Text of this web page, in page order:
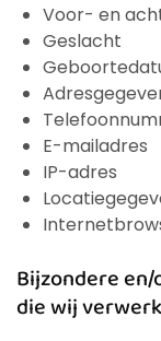
Voor- en
Geslacht
E-mailadres
IP-adres
Bijzondere
die wij